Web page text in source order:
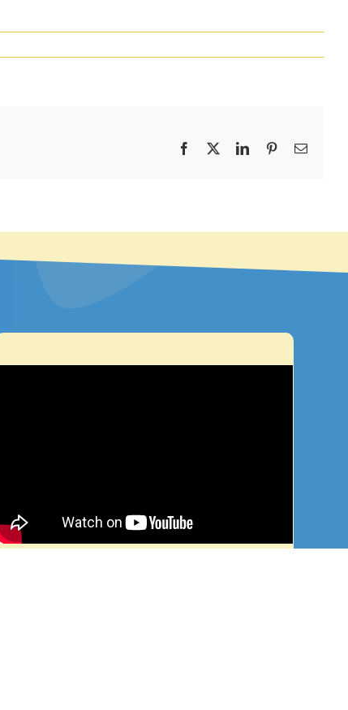
Facebook LinkedInPinterest
E-